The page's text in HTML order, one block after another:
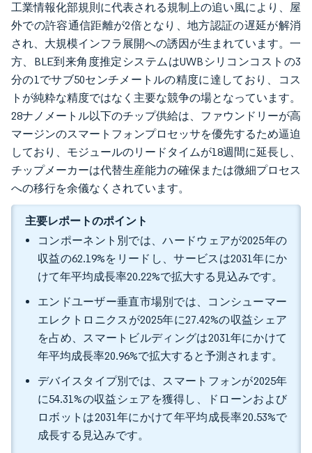
工業情報化部規則に代表される規制上の追い風により、屋
外での許容通信距離が2倍となり、地方認証の遅延が解消
され、大規模インフラ展開への誘因が生まれています。一
方、BLE到来角度推定システムはUWBシリコンコストの3
分の1でサブ50センチメートルの精度に達しており、コス
トが純粋な精度ではなく主要な競争の場となっています。
28ナノメートル以下のチップ供給は、ファウンドリーが高
マージンのスマートフォンプロセッサを優先するため逼迫
しており、モジュールのリードタイムが18週間に延長し、
チップメーカーは代替生産能力の確保または微細プロセス
への移行を余儀なくされています。
主要レポートのポイント
コンポーネント別では、ハードウェアが2025年の
収益の62.19%をリードし、サービスは2031年にか
けて年平均成長率20.22%で拡大する見込みです。
エンドユーザー垂直市場別では、コンシューマー
エレクトロニクスが2025年に27.42%の収益シェア
を占め、スマートビルディングは2031年にかけて
年平均成長率20.96%で拡大すると予測されます。
デバイスタイプ別では、スマートフォンが2025年
に54.31%の収益シェアを獲得し、ドローンおよび
ロボットは2031年にかけて年平均成長率20.53%で
成長する見込みです。